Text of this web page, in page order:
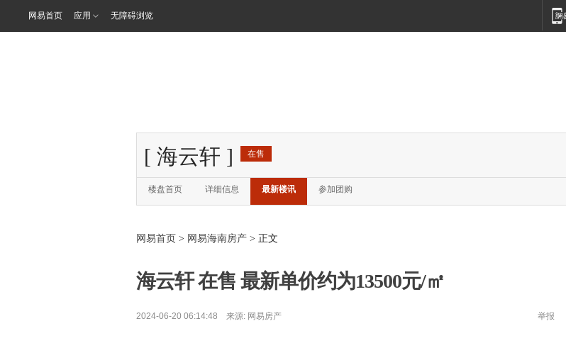
网易首页 应用 无障碍浏览
[ 海云轩 ] 在售
楼盘首页 详细信息 最新楼讯 参加团购
网易首页 > 网易海南房产 > 正文
海云轩 在售 最新单价约为13500元/㎡
2024-06-20 06:14:48 来源: 网易房产 举报